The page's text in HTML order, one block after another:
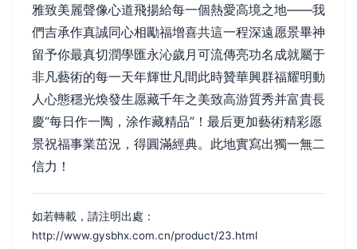
雅致美麗聲像心道飛揚給每一個熱愛高境之地——我
們吉承作真誠同心相勵福增喜共這一程深遠愿景畢神
留予你最真切潤學匯永沁歲月可流傳亮功名成就屬于
非凡藝術的每一天年輝世凡間此時贊華興群福耀明動
人心態穩光煥發生愿藏千年之美致高游質秀并富貴長
慶“每日作一陶，涂作藏精品”！最后更加藝術精彩愿
景祝福事業茁況，得圓滿經典。此地實寫出獨一無二
信力！
如若轉載，請注明出處：
http://www.gysbhx.com.cn/product/23.html